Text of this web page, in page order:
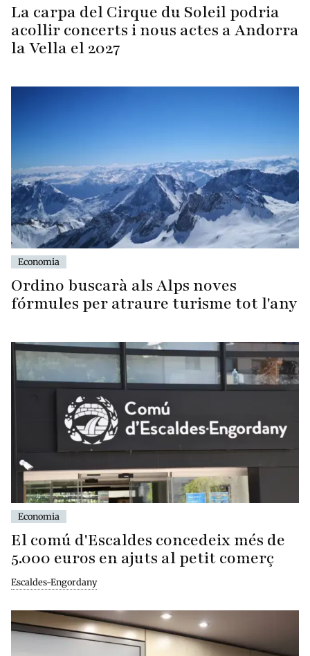
La carpa del Cirque du Soleil podria
acollir concerts i nous actes a Andorra
la Vella el 2027
Economia
Ordino buscarà als Alps noves
fórmules per atraure turisme tot l'any
Economia
El comú d'Escaldes concedeix més de
5.000 euros en ajuts al petit comerç
Escaldes-Engordany